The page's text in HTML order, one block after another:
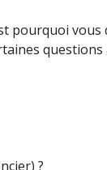
pourquoi
?